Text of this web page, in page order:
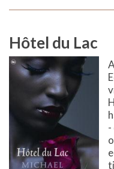
Hôtel du Lac
-